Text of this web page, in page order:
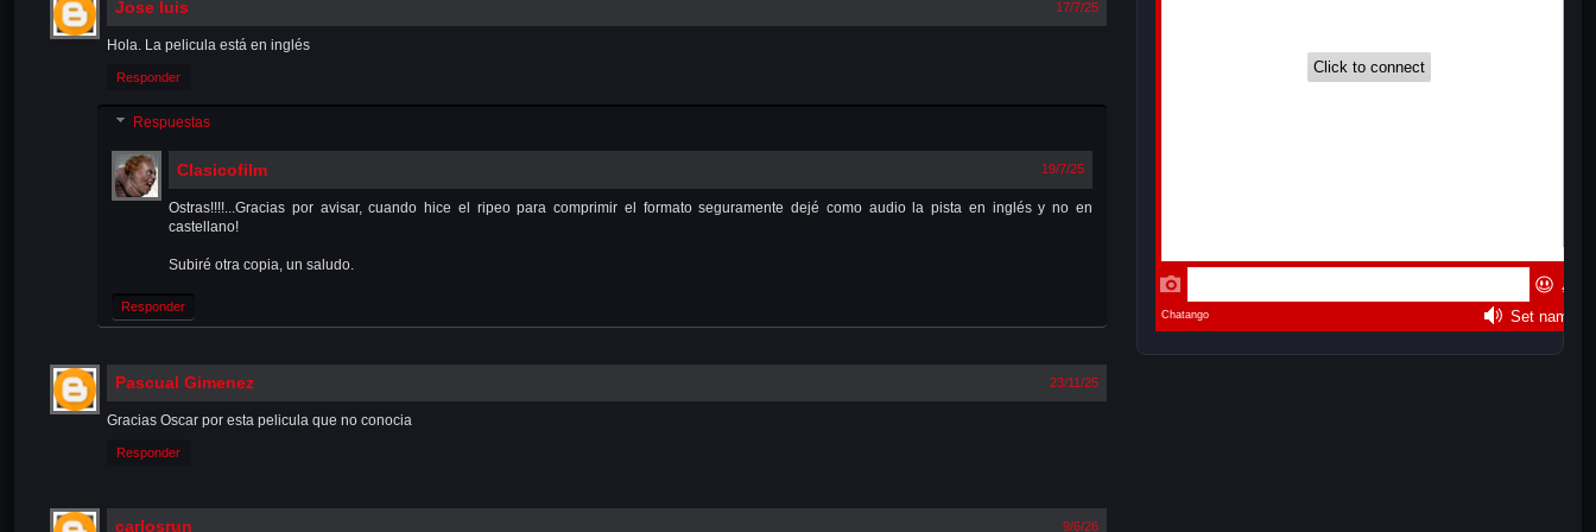
Jose luis 17/7/25
Hola. La pelicula está en inglés
Responder
Respuestas
Clasicofilm 19/7/25
Ostras!!!!...Gracias por avisar, cuando hice el ripeo para comprimir el formato seguramente dejé como audio la pista en inglés y no en
castellano!
Subiré otra copia, un saludo.
Responder
Pascual Gimenez 23/11/25
Gracias Oscar por esta pelicula que no conocia
Responder
carlosrun 9/6/26